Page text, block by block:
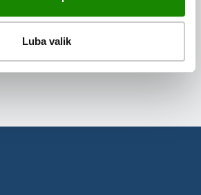
Luba valik
WC